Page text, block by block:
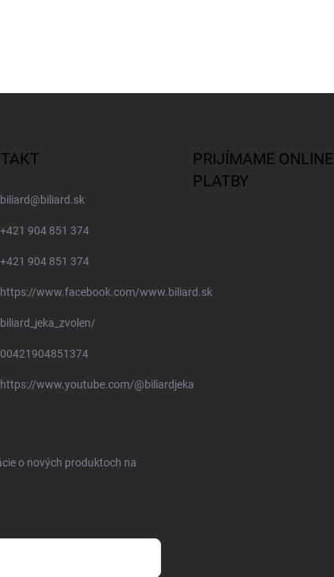
biliard@biliard.sk
+421 904 851 374
+421 904 851 374
https://www.facebook.com/www.biliard.sk
biliard_jeka_zvolen/
00421904851374
https://www.youtube.com/@biliardjeka
PRIJÍMAME ONLINE
PLATBY
o nových produktoch na